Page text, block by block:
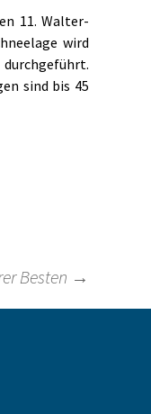
11. Walter-
wird
sind bis 45
Besten →